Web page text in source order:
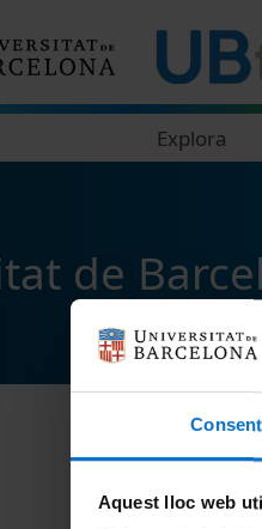
Aquest lloc web
Explora
de